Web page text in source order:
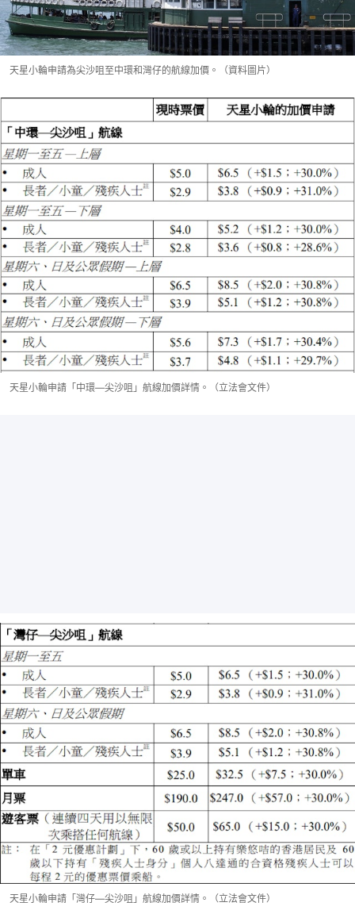
天星小輪申請為尖沙咀至中環和灣仔的航線加價。（資料圖片）
天星小輪申請「中環—尖沙咀」航線加價詳情。（立法會文件）
天星小輪申請「灣仔—尖沙咀」航線加價詳情。（立法會文件）